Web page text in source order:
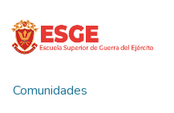
Comunidades
Inicio